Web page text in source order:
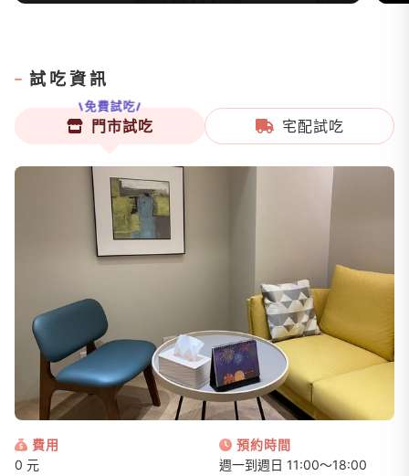
試吃資訊
門市試吃
免費試吃
宅配試吃
費用
0 元
預約時間
週一到週日 11:00～18:00